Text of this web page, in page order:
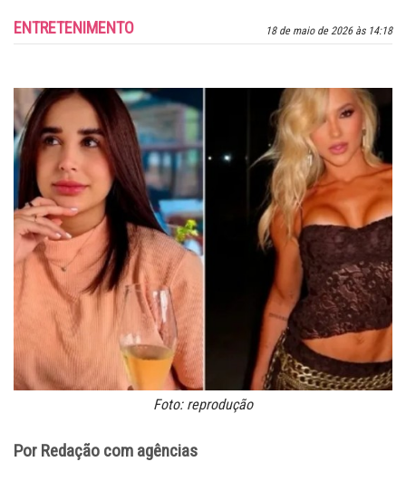
18 de maio de 2026 às 14:18
ENTRETENIMENTO
Foto: reprodução
Por Redação com agências